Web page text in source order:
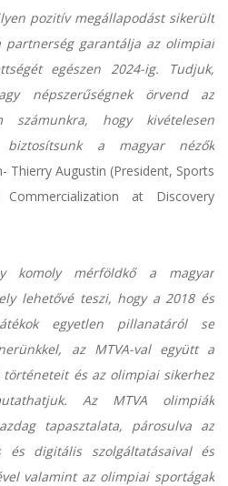
pozitív megállapodást sikerült
partnerség garantálja az olimpiai
egészen 2024-ig. Tudjuk,
népszerűségnek örvend az
hogy kivételesen
biztosítsunk a magyar nézők
Thierry Augustin (President, Sports
at Discovery
komoly mérföldkő a magyar
lehetővé teszi, hogy a 2018 és
egyetlen pillanatáról se
az MTVA-val együtt a
és az olimpiai sikerhez
Az MTVA olimpiák
tapasztalata, párosulva az
és digitális szolgáltatásaival és
valamint az olimpiai sportágak